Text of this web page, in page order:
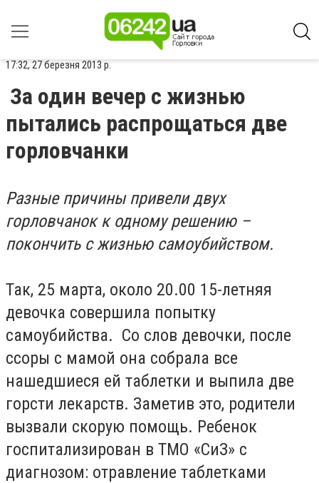
17:32, 27 березня 2013 р.
За один вечер с жизнью
пытались распрощаться две
горловчанки
Разные причины привели двух
горловчанок к одному решению –
покончить с жизнью самоубийством.
Так, 25 марта, около 20.00 15-летняя
девочка совершила попытку
самоубийства. Со слов девочки, после
ссоры с мамой она собрала все
нашедшиеся ей таблетки и выпила две
горсти лекарств. Заметив это, родители
вызвали скорую помощь. Ребенок
госпитализирован в ТМО «СиЗ» с
диагнозом: отравление таблетками